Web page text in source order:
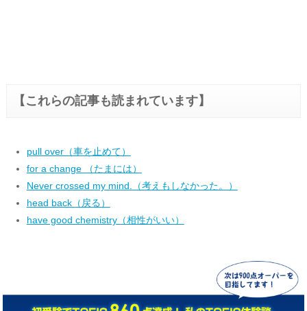
【これらの記事も読まれています】
pull over（車を止めて）
for a change （たまには）
Never crossed my mind.（考えもしなかった。）
head back（戻る）
have good chemistry（相性がいい）